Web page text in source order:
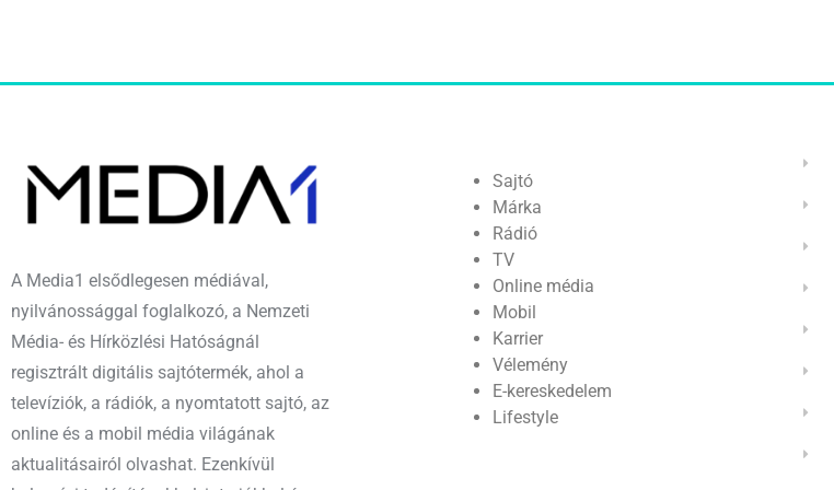
A Media1 elsődlegesen médiával,
nyilvánossággal foglalkozó, a Nemzeti
Média- és Hírközlési Hatóságnál
regisztrált digitális sajtótermék, ahol a
televíziók, a rádiók, a nyomtatott sajtó, az
online és a mobil média világának
aktualitásairól olvashat. Ezenkívül
Sajtó
Márka
Rádió
TV
Online média
Mobil
Karrier
Vélemény
E-kereskedelem
Lifestyle